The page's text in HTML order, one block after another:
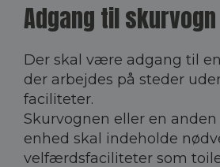
Adgang til skurvogn
Der skal være adgang til
der arbejdes på steder
faciliteter.
Skurvognen eller en
enhed skal indeholde
velfærdsfaciliteter som